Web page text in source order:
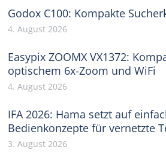
Godox C100: Kompakte
4. August 2026
Easypix ZOOMX VX1372:
optischem 6x-Zoom und WiFi
4. August 2026
IFA 2026: Hama setzt auf
Bedienkonzepte für vernetzte
3. August 2026